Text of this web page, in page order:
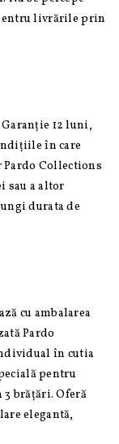
livrările prin
12 luni,
în care
Collections
sau a altor
durata de
cu ambalarea
Pardo
în cutia
pentru
3 brățări. Oferă
elegantă,